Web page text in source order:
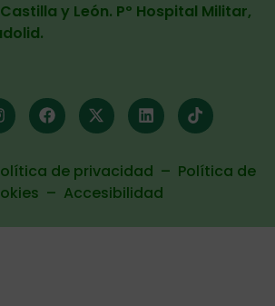
y León. Pº Hospital Militar,
.
de privacidad – Política de
– Accesibilidad